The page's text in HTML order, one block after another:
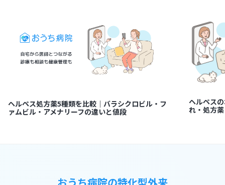
ヘルペス処方薬5種類を比較｜バラシクロビル・フ
ァムビル・アメナリーフの違いと値段
ヘルペス
れ・処方